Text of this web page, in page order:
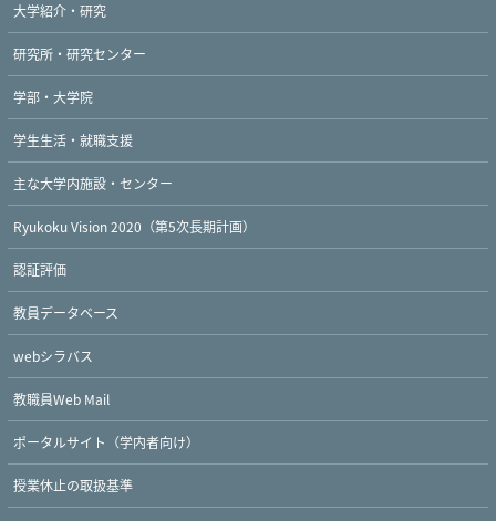
大学紹介・研究
研究所・研究センター
学部・大学院
学生生活・就職支援
主な大学内施設・センター
Ryukoku Vision 2020（第5次長期計画）
認証評価
教員データベース
webシラバス
教職員Web Mail
ポータルサイト（学内者向け）
授業休止の取扱基準